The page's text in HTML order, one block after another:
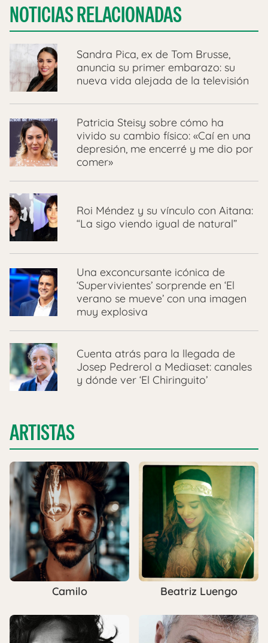
NOTICIAS RELACIONADAS
Sandra Pica, ex de Tom Brusse,
anuncia su primer embarazo: su
nueva vida alejada de la televisión
Patricia Steisy sobre cómo ha
vivido su cambio físico: «Caí en una
depresión, me encerré y me dio por
comer»
Roi Méndez y su vínculo con Aitana:
“La sigo viendo igual de natural”
Una exconcursante icónica de
‘Supervivientes’ sorprende en ‘El
verano se mueve’ con una imagen
muy explosiva
Cuenta atrás para la llegada de
Josep Pedrerol a Mediaset: canales
y dónde ver ‘El Chiringuito’
ARTISTAS
Camilo Beatriz Luengo